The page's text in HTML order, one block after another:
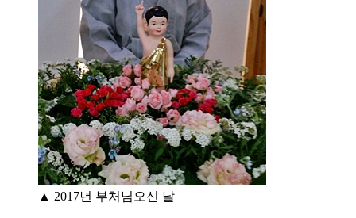
▲ 2017년 부처님오신 날